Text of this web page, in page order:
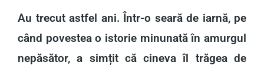
Au trecut astfel ani. Într-o seară de iarnă, pe
când povestea o istorie minunată în amurgul
nepăsător, a simțit că cineva îl trăgea de